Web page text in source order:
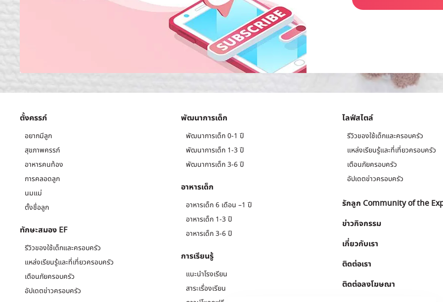
ตั้งครรภ์
อยากมีลูก
สุขภาพครรภ์
อาหารคนท้อง
การคลอดลูก
นมแม่
ตั้งชื่อลูก
ทักษะสมอง EF
รีวิวของใช้เด็กและครอบครัว
แหล่งเรียนรู้และที่เที่ยวครอบครัว
เตือนภัยครอบครัว
อัปเดตข่าวครอบครัว
พัฒนาการเด็ก
พัฒนาการเด็ก 0-1 ปี
พัฒนาการเด็ก 1-3 ปี
พัฒนาการเด็ก 3-6 ปี
อาหารเด็ก
อาหารเด็ก 6 เดือน –1 ปี
อาหารเด็ก 1-3 ปี
อาหารเด็ก 3-6 ปี
การเรียนรู้
แนะนำโรงเรียน
สาระเรื่องเรียน
ไลฟ์สไตล์
รีวิวของใช้เด็กและครอบครัว
แหล่งเรียนรู้และที่เที่ยวครอบครัว
เตือนภัยครอบครัว
อัปเดตข่าวครอบครัว
รักลูก Community of the
ข่าวกิจกรรม
เกี่ยวกับเรา
ติดต่อเรา
ติดต่อลงโฆษณา